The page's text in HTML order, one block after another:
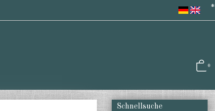
*
0
Schnellsuche